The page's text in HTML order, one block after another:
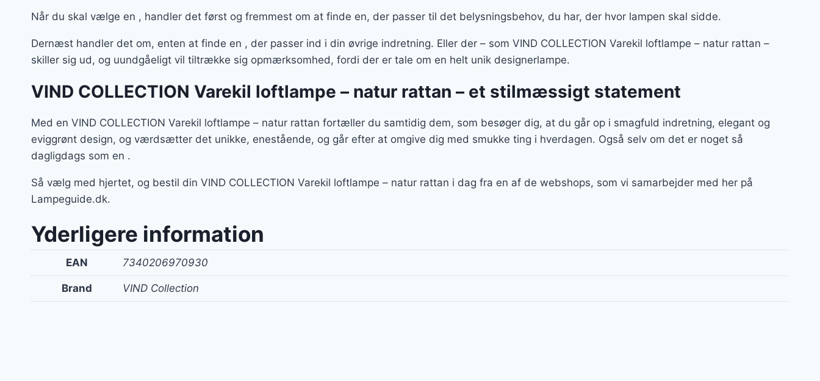
Når du skal vælge en , handler det først og fremmest om at finde en, der passer til det belysningsbehov, du har, der hvor lampen skal sidde.
Dernæst handler det om, enten at finde en , der passer ind i din øvrige indretning. Eller der – som VIND COLLECTION Varekil loftlampe – natur rattan –
skiller sig ud, og uundgåeligt vil tiltrække sig opmærksomhed, fordi der er tale om en helt unik designerlampe.
VIND COLLECTION Varekil loftlampe – natur rattan – et stilmæssigt statement
Med en VIND COLLECTION Varekil loftlampe – natur rattan fortæller du samtidig dem, som besøger dig, at du går op i smagfuld indretning, elegant og
eviggrønt design, og værdsætter det unikke, enestående, og går efter at omgive dig med smukke ting i hverdagen. Også selv om det er noget så
dagligdags som en .
Så vælg med hjertet, og bestil din VIND COLLECTION Varekil loftlampe – natur rattan i dag fra en af de webshops, som vi samarbejder med her på
Lampeguide.dk.
Yderligere information
EAN 7340206970930
Brand VIND Collection